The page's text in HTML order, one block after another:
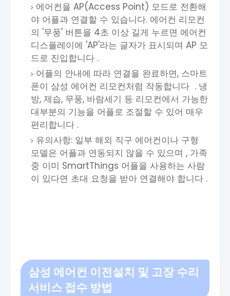
에어컨을 AP(Access Point) 모드로 전환해
야 어플과 연결할 수 있습니다. 에어컨 리모컨
의 '무풍' 버튼을 4초 이상 길게 누르면 에어컨
디스플레이에 'AP'라는 글자가 표시되며 AP 모
드로 진입합니다 .
어플의 안내에 따라 연결을 완료하면, 스마트
폰이 삼성 에어컨 리모컨처럼 작동합니다 . 냉
방, 제습, 무풍, 바람세기 등 리모컨에서 가능한
대부분의 기능을 어플로 조절할 수 있어 매우
편리합니다 .
유의사항: 일부 해외 직구 에어컨이나 구형
모델은 어플과 연동되지 않을 수 있으며 , 가족
중 이미 SmartThings 어플을 사용하는 사람
이 있다면 초대 요청을 받아 연결해야 합니다 .
삼성 에어컨 이전설치 및 고장 수리
서비스 접수 방법